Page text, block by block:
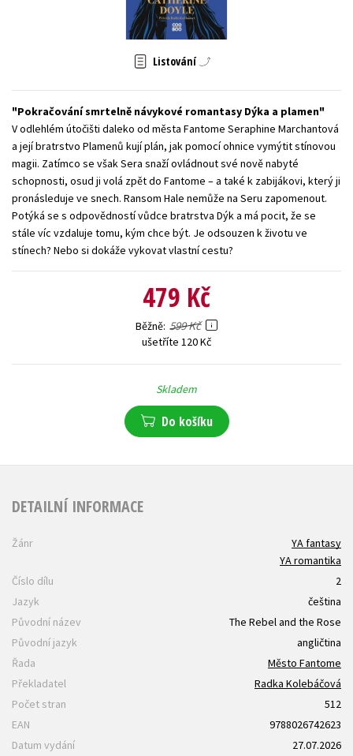
Zahraniční literatura
Všechny tituly
Listování
Pokračování smrtelně návykové romantasy Dýka a plamen
V odlehlém útočišti daleko od města Fantome Seraphine Marchantová
a její bratrstvo Plamenů kují plán, jak pomocí ohnice vymýtit stínovou
magii. Zatímco se však Sera snaží ovládnout své nově nabyté
schopnosti, osud ji volá zpět do Fantome – a také k zabijákovi, který ji
pronásleduje ve snech. Ransom Hale nemůže na Seru zapomenout.
Potýká se s odpovědností vůdce bratrstva Dýk a má pocit, že se
stále víc vzdaluje tomu, kým chce být. Je odsouzen k životu ve
stínech? Nebo si dokáže vykovat vlastní cestu?
479 Kč
Běžně 599 Kč
ušetříte 120 Kč
Skladem
Do košíku
DETAILNÍ INFORMACE
Žánr
YA fantasy
YA romantika
Číslo dílu
2
Jazyk
čeština
Původní název
The Rebel and the Rose
Původní jazyk
angličtina
Řada
Město Fantome
Překladatel
Radka Kolebáčová
Počet stran
512
EAN
9788026742623
Datum vydání
27.07.2026